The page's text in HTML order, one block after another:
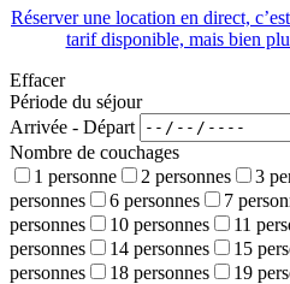
Réserver une location en direct,
tarif disponible, mais bien
Effacer
Période du séjour
Arrivée - Départ
Nombre de couchages
1 personne
2 personnes 3
personnes
6 personnes 7
personnes
10 personnes 11
personnes
14 personnes 15
personnes
18 personnes 19